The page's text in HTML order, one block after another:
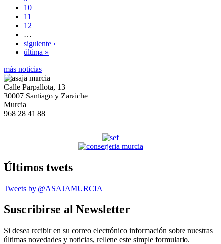
10
11
12
…
siguiente ›
última »
más noticias
Calle Parpallota, 13
30007 Santiago y Zaraiche
Murcia
968 28 41 88
Últimos twets
Tweets by @ASAJAMURCIA
Suscribirse al Newsletter
Si desea recibir en su correo electrónico información sobre nuestras
últimas novedades y noticias, rellene este simple formulario.